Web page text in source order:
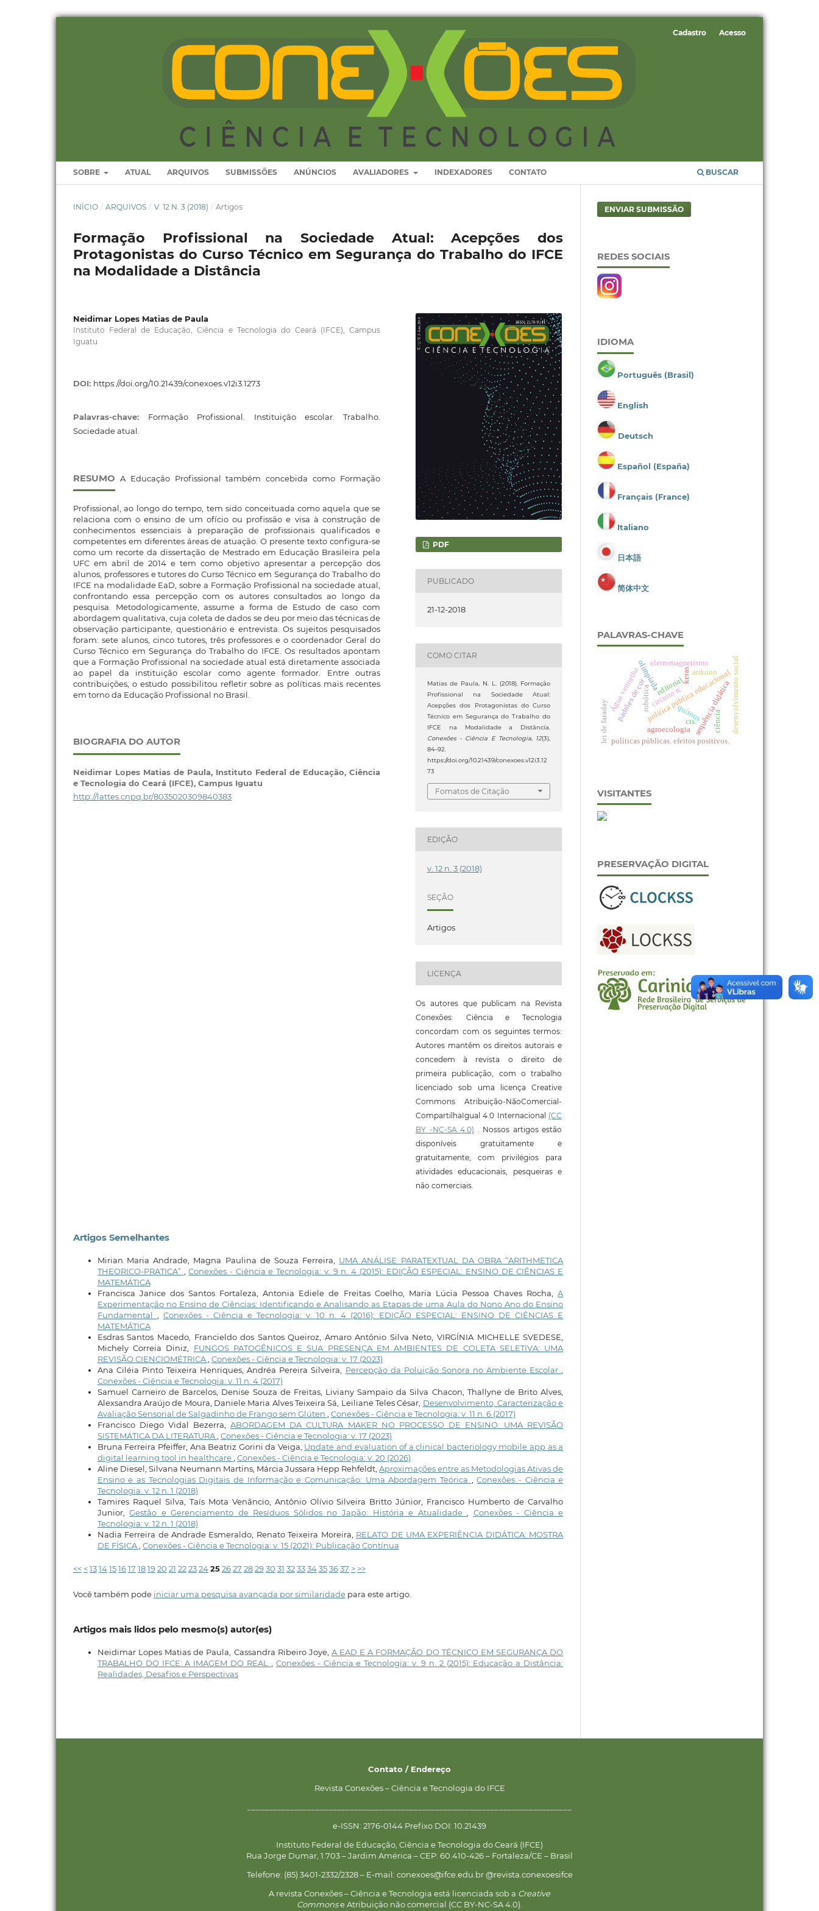
SOBRE ATUAL ARQUIVOS SUBMISSÕES ANÚNCIOS AVALIADORES INDEXADORES CONTATO BUSCAR
Cadastro Acesso
INÍCIO / ARQUIVOS / V. 12 N. 3 (2018) / Artigos
Formação Profissional na Sociedade Atual: Acepções dos
Protagonistas do Curso Técnico em Segurança do Trabalho do IFCE
na Modalidade a Distância
Neidimar Lopes Matias de Paula
Instituto Federal de Educação, Ciência e Tecnologia do Ceará (IFCE), Campus
Iguatu
DOI: https://doi.org/10.21439/conexoes.v12i3.1273
Palavras-chave: Formação Profissional. Instituição escolar. Trabalho.
Sociedade atual.
RESUMO A Educação Profissional também concebida como Formação
Profissional, ao longo do tempo, tem sido conceituada como aquela que se
relaciona com o ensino de um ofício ou profissão e visa à construção de
conhecimentos essenciais à preparação de profissionais qualificados e
competentes em diferentes áreas de atuação. O presente texto configura-se
como um recorte da dissertação de Mestrado em Educação Brasileira pela
UFC em abril de 2014 e tem como objetivo apresentar a percepção dos
alunos, professores e tutores do Curso Técnico em Segurança do Trabalho do
IFCE na modalidade EaD, sobre a Formação Profissional na sociedade atual,
confrontando essa percepção com os autores consultados ao longo da
pesquisa. Metodologicamente, assume a forma de Estudo de caso com
abordagem qualitativa, cuja coleta de dados se deu por meio das técnicas de
observação participante, questionário e entrevista. Os sujeitos pesquisados
foram: sete alunos, cinco tutores, três professores e o coordenador Geral do
Curso Técnico em Segurança do Trabalho do IFCE. Os resultados apontam
que a Formação Profissional na sociedade atual está diretamente associada
ao papel da instituição escolar como agente formador. Entre outras
contribuições, o estudo possibilitou refletir sobre as políticas mais recentes
em torno da Educação Profissional no Brasil.
BIOGRAFIA DO AUTOR
Neidimar Lopes Matias de Paula, Instituto Federal de Educação, Ciência
e Tecnologia do Ceará (IFCE), Campus Iguatu
http://lattes.cnpq.br/8035020309840383
PDF
PUBLICADO
21-12-2018
COMO CITAR
Matias de Paula, N. L. (2018). Formação
Profissional na Sociedade Atual:
Acepções dos Protagonistas do Curso
Técnico em Segurança do Trabalho do
IFCE na Modalidade a Distância.
Conexões - Ciência E Tecnologia, 12(3),
84–92.
https://doi.org/10.21439/conexoes.v12i3.12
73
Fomatos de Citação
EDIÇÃO
v. 12 n. 3 (2018)
SEÇÃO
Artigos
LICENÇA
Os autores que publicam na Revista
Conexões: Ciência e Tecnologia
concordam com os seguintes termos:
Autores mantêm os direitos autorais e
concedem à revista o direito de
primeira publicação, com o trabalho
licenciado sob uma licença Creative
Commons Atribuição-NãoComercial-
CompartilhaIgual 4.0 Internacional (CC
BY -NC-SA 4.0) . Nossos artigos estão
disponíveis gratuitamente e
gratuitamente, com privilégios para
atividades educacionais, pesqueiras e
não comerciais.
Artigos Semelhantes
Mirian Maria Andrade, Magna Paulina de Souza Ferreira, UMA ANÁLISE PARATEXTUAL DA OBRA “ARITHMETICA
THEORICO-PRATICA”
,Conexões - Ciência e Tecnologia: v. 9 n. 4 (2015): EDIÇÃO ESPECIAL: ENSINO DE CIÊNCIAS E
MATEMÁTICA
Francisca Janice dos Santos Fortaleza, Antonia Ediele de Freitas Coelho, Maria Lúcia Pessoa Chaves Rocha,A
Experimentação no Ensino de Ciências: Identificando e Analisando as Etapas de uma Aula do Nono Ano do Ensino
Fundamental
Conexões - Ciência e Tecnologia: v. 10 n. 4 (2016): EDIÇÃO ESPECIAL: ENSINO DE CIÊNCIAS E
MATEMÁTICA
Esdras Santos Macedo, Francieldo dos Santos Queiroz, Amaro Antônio Silva Neto, VIRGÍNIA MICHELLE SVEDESE,
Michely Correia Diniz, FUNGOS PATOGÊNICOS E SUA PRESENÇA EM AMBIENTES DE COLETA SELETIVA: UMA
REVISÃO CIENCIOMÉTRICA Conexões - Ciência e Tecnologia: v. 17 (2023)
Ana Ciléia Pinto Teixeira Henriques, Andréa Pereira Silveira, Percepção da Poluição Sonora no Ambiente Escolar
Conexões - Ciência e Tecnologia: v. 11 n. 4 (2017)
Samuel Carneiro de Barcelos, Denise Souza de Freitas, Liviany Sampaio da Silva Chacon, Thallyne de Brito Alves,
Alexsandra Araújo de Moura, Daniele Maria Alves Teixeira Sá, Leiliane Teles César, Desenvolvimento, Caracterização e
Avaliação Sensorial de Salgadinho de Frango sem Glúten
Conexões - Ciência e Tecnologia: v. 11 n. 6 (2017)
Francisco Diego Vidal Bezerra,ABORDAGEM DA CULTURA MAKER NO PROCESSO DE ENSINO: UMA REVISÃO
SISTEMÁTICA DA LITERATURA Conexões - Ciência e Tecnologia: v. 17 (2023)
Bruna Ferreira Pfeiffer, Ana Beatriz Gorini da Veiga, Update and evaluation of a clinical bacteriology mobile app as a
digital learning tool in healthcare Conexões - Ciência e Tecnologia: v. 20 (2026)
Aline Diesel, Silvana Neumann Martins, Márcia Jussara Hepp Rehfeldt,Aproximações entre as Metodologias Ativas de
Ensino e as Tecnologias Digitais de Informação e Comunicação: Uma Abordagem Teórica
,Conexões - Ciência e
Tecnologia: v. 12 n. 1 (2018)
Tamires Raquel Silva, Taís Mota Venâncio, Antônio Olívio Silveira Britto Júnior, Francisco Humberto de Carvalho
Junior,Gestão e Gerenciamento de Resíduos Sólidos no Japão: História e Atualidade
Conexões - Ciência e
Tecnologia: v. 12 n. 1 (2018)
Nadia Ferreira de Andrade Esmeraldo, Renato Teixeira Moreira, RELATO DE UMA EXPERIÊNCIA DIDÁTICA: MOSTRA
DE FÍSICA Conexões - Ciência e Tecnologia: v. 15 (2021): Publicação Contínua
<< <1314151617 181920 21 222324252627 282930 31 323334353637 > >>
Você também pode iniciar uma pesquisa avançada por similaridadepara este artigo.
Artigos mais lidos pelo mesmo(s) autor(es)
Neidimar Lopes Matias de Paula, Cassandra Ribeiro Joye, A EAD E A FORMAÇÃO DO TÉCNICO EM SEGURANÇA DO
TRABALHO DO IFCE: A IMAGEM DO REAL
Conexões - Ciência e Tecnologia: v. 9 n. 2 (2015): Educação a Distância:
Realidades, Desafios e Perspectivas
ENVIAR SUBMISSÃO
REDES SOCIAIS
IDIOMA
Português (Brasil)
English
Deutsch
Español (España)
Français (France)
Italiano
日本語
简体中文
PALAVRAS-CHAVE
editorial
olimpíada
política pública educacional
padrões de cor quítons
robótica
keras desenvolvimento social
políticas públicas. efeitos positivos.
sequência didática
cts.
Água vermelha
agroecologia
lei de faraday
eletromagnetismo
ciência
arduino
circuito rc
VISITANTES
PRESERVAÇÃO DIGITAL
Contato / Endereço
Revista Conexões – Ciência e Tecnologia do IFCE
e-ISSN: 2176-0144 Prefixo DOI: 10.21439
Instituto Federal de Educação, Ciência e Tecnologia do Ceará (IFCE)
Rua Jorge Dumar, 1.703 – Jardim América – CEP: 60.410-426 – Fortaleza/CE – Brasil
Telefone: (85) 3401-2332/2328 – E-mail: conexoes@ifce.edu.br @revista.conexoesifce
A revista Conexões – Ciência e Tecnologia está licenciada sob a Creative
Commonse Atribuição não comercial (CC BY-NC-SA 4.0).